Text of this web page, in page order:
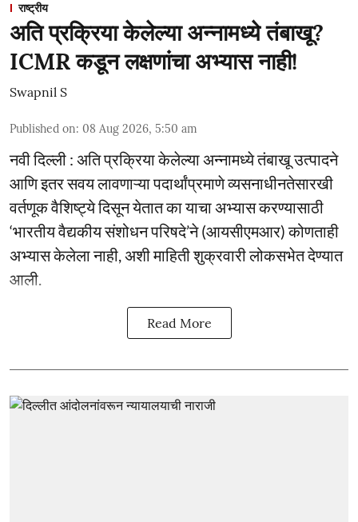
राष्ट्रीय
अति प्रक्रिया केलेल्या अन्नामध्ये तंबाखू?
ICMR कडून लक्षणांचा अभ्यास नाही!
Swapnil S
Published on: 08 Aug 2026, 5:50 am
नवी दिल्ली : अति प्रक्रिया केलेल्या अन्नामध्ये तंबाखू उत्पादने
आणि इतर सवय लावणाऱ्या पदार्थांप्रमाणे व्यसनाधीनतेसारखी
वर्तणूक वैशिष्ट्ये दिसून येतात का याचा अभ्यास करण्यासाठी
‘भारतीय वैद्यकीय संशोधन परिषदे’ने (आयसीएमआर) कोणताही
अभ्यास केलेला नाही, अशी माहिती शुक्रवारी लोकसभेत देण्यात
आली.
Read More